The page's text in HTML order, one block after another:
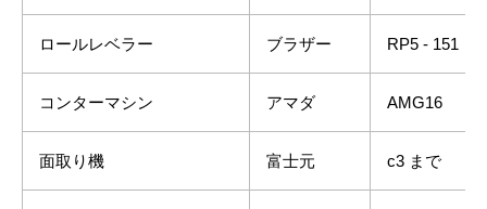
ロールレベラー ブラザー RP5 ‐ 151
コンターマシン アマダ AMG16
面取り機 富士元 c3 まで